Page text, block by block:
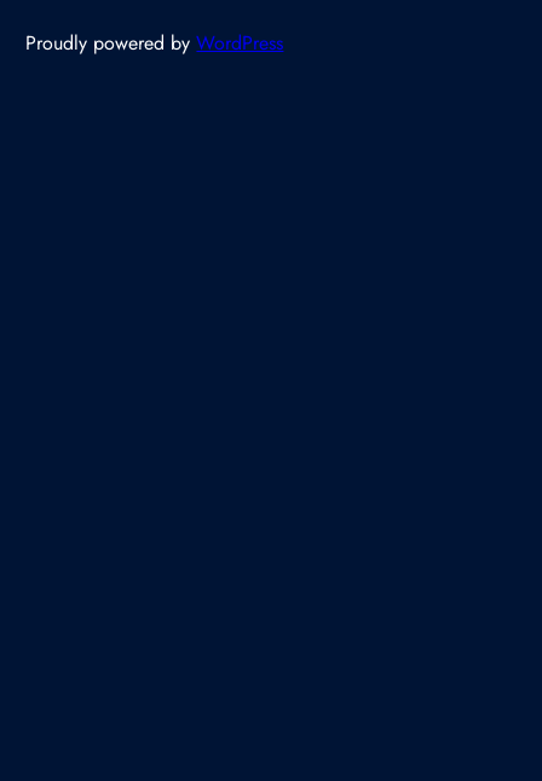
Proudly powered byWordPress